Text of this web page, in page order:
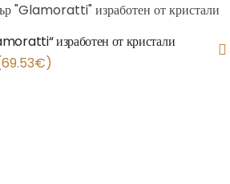
изработен от кристали
69.53€)